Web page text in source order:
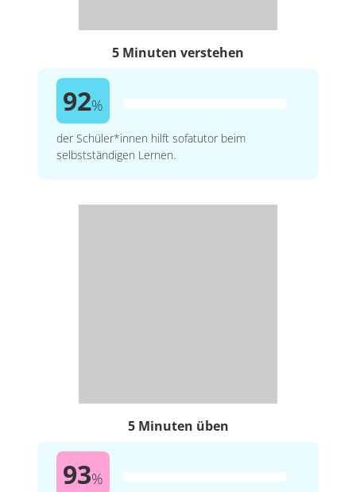
5 Minuten verstehen
92%
der Schüler*innen hilft sofatutor beim
selbstständigen Lernen.
5 Minuten üben
93%